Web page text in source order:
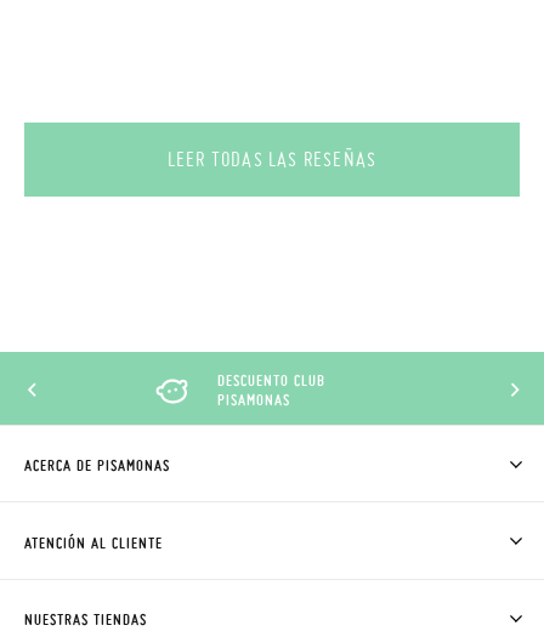
LEER TODAS LAS RESEÑAS
DESCUENTO CLUB
PISAMONAS
ACERCA DE PISAMONAS
CÓMO COMPRAR
ATENCIÓN AL CLIENTE
NUESTRAS TIENDAS